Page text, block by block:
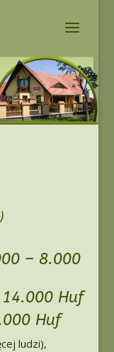
– 8.000
Huf
Huf
ludzi),